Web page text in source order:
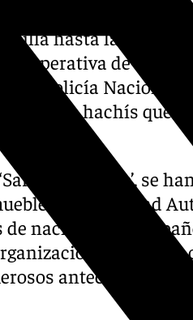
vehículos con
hasta la
Operativa de
y la Policía Nacional.
de hachís que
Orange’, se
de la Ciudad
de nacionalidad
criminal y
antecedentes